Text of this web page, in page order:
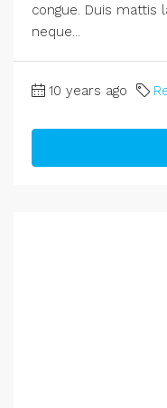
congue. Duis mattis
neque...
10 years ago